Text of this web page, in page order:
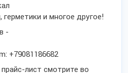
и многое другое!
-
+79081186682
лист смотрите во